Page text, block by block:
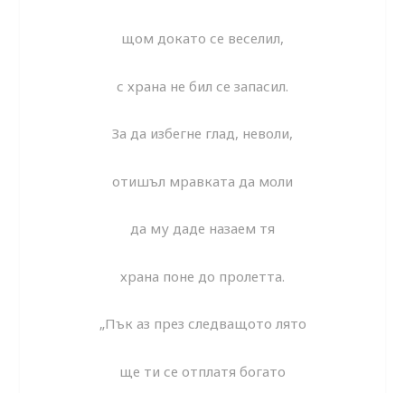
щом докато се веселил,
с храна не бил се запасил.
За да избегне глад, неволи,
отишъл мравката да моли
да му даде назаем тя
храна поне до пролетта.
„Пък аз през следващото лято
ще ти се отплатя богато